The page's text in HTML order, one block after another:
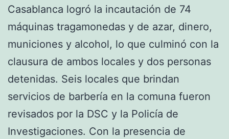
Casablanca logró la incautación de 74
máquinas tragamonedas y de azar, dinero,
municiones y alcohol, lo que culminó con la
clausura de ambos locales y dos personas
detenidas. Seis locales que brindan
servicios de barbería en la comuna fueron
revisados por la DSC y la Policía de
Investigaciones. Con la presencia de